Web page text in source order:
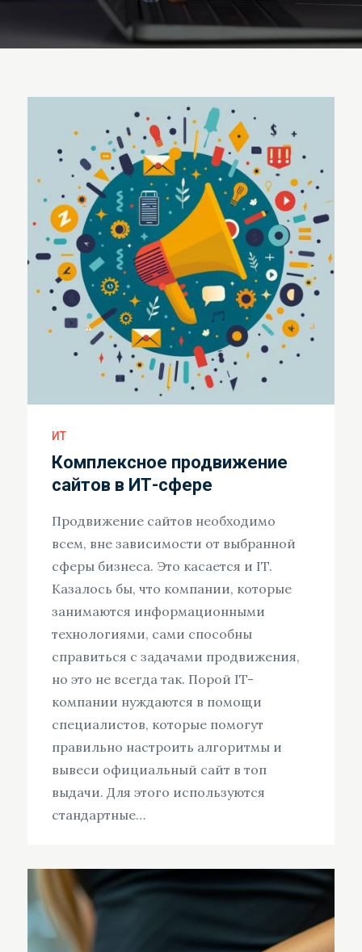
ИТ
Комплексное продвижение
сайтов в ИТ-сфере
Продвижение сайтов необходимо
всем, вне зависимости от выбранной
сферы бизнеса. Это касается и IT.
Казалось бы, что компании, которые
занимаются информационными
технологиями, сами способны
справиться с задачами продвижения,
но это не всегда так. Порой IT-
компании нуждаются в помощи
специалистов, которые помогут
правильно настроить алгоритмы и
вывеси официальный сайт в топ
выдачи. Для этого используются
стандартные…